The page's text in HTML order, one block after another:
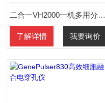
二合一VH2000一机多用分子杂交仪/紫外交联仪
了解详情 我要询价